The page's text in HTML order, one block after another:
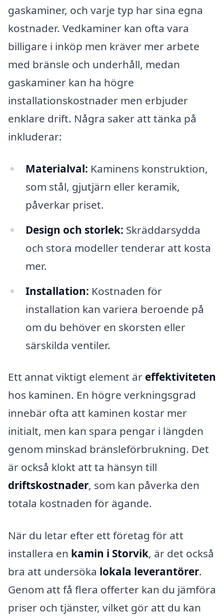
gaskaminer, och varje typ har sina egna
kostnader. Vedkaminer kan ofta vara
billigare i inköp men kräver mer arbete
med bränsle och underhåll, medan
gaskaminer kan ha högre
installationskostnader men erbjuder
enklare drift. Några saker att tänka på
inkluderar:
Materialval: Kaminens konstruktion,
som stål, gjutjärn eller keramik,
påverkar priset.
Design och storlek: Skräddarsydda
och stora modeller tenderar att kosta
mer.
Installation: Kostnaden för
installation kan variera beroende på
om du behöver en skorsten eller
särskilda ventiler.
Ett annat viktigt element är effektiviteten
hos kaminen. En högre verkningsgrad
innebär ofta att kaminen kostar mer
initialt, men kan spara pengar i längden
genom minskad bränsleförbrukning. Det
är också klokt att ta hänsyn till
driftskostnader, som kan påverka den
totala kostnaden för ägande.
När du letar efter ett företag för att
installera en kamin i Storvik, är det också
bra att undersöka lokala leverantörer.
Genom att få flera offerter kan du jämföra
priser och tjänster, vilket gör att du kan